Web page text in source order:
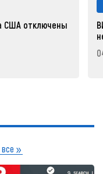
США отключены